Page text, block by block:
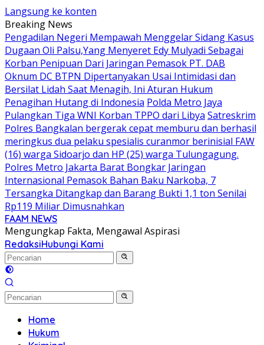
Langsung ke konten
Breaking News
Pengadilan Negeri Mempawah Menggelar Sidang Kasus
Dugaan Oli Palsu,Yang Menyeret Edy Mulyadi Sebagai
Korban Penipuan Dari Jaringan Pemasok PT. DAB
Oknum DC BTPN Dipertanyakan Usai Intimidasi dan
Bersilat Lidah Saat Menagih, Ini Aturan Hukum
Penagihan Hutang di Indonesia Polda Metro Jaya
Pulangkan Tiga WNI Korban TPPO dari Libya Satreskrim
Polres Bangkalan bergerak cepat memburu dan berhasil
meringkus dua pelaku spesialis curanmor berinisial FAW
(16) warga Sidoarjo dan HP (25) warga Tulungagung.
Polres Metro Jakarta Barat Bongkar Jaringan
Internasional Pemasok Bahan Baku Narkoba, 7
Tersangka Ditangkap dan Barang Bukti 1,1 ton Senilai
Rp119 Miliar Dimusnahkan
FAAM NEWS
Mengungkap Fakta, Mengawal Aspirasi
RedaksiHubungi Kami
Home
Hukum